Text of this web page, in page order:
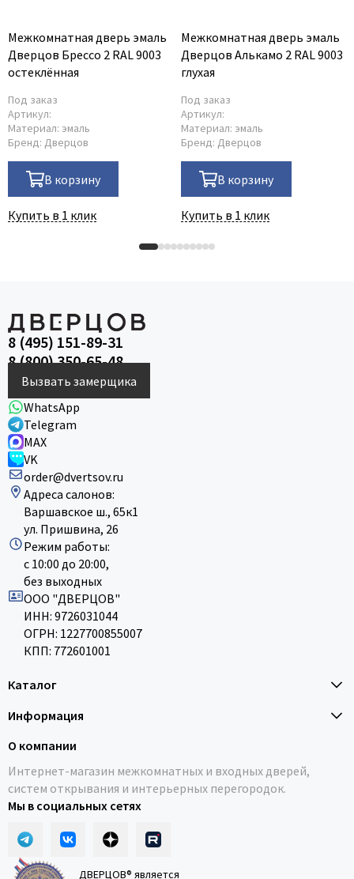
Межкомнатная дверь эмаль
Дверцов Брессо 2 RAL 9003
остеклённая
Под заказ
Артикул:
Материал: эмаль
Бренд: Дверцов
В корзину
Купить в 1 клик
Межкомнатная дверь эмаль
Дверцов Алькамо 2 RAL 9003
глухая
Под заказ
Артикул:
Материал: эмаль
Бренд: Дверцов
В корзину
Купить в 1 клик
8 (495) 151-89-31
8 (800) 350-65-48
Вызвать замерщика
WhatsApp
Telegram
MAX
VK
order@dvertsov.ru
Адреса салонов:
Варшавское ш., 65к1
ул. Пришвина, 26
Режим работы:
с 10:00 до 20:00,
без выходных
ООО "ДВЕРЦОВ"
ИНН: 9726031044
ОГРН: 1227700855007
КПП: 772601001
Каталог
Информация
О компании
Интернет-магазин межкомнатных и входных дверей,
систем открывания и интерьерных перегородок.
Мы в социальных сетях
ДВЕРЦОВ® является